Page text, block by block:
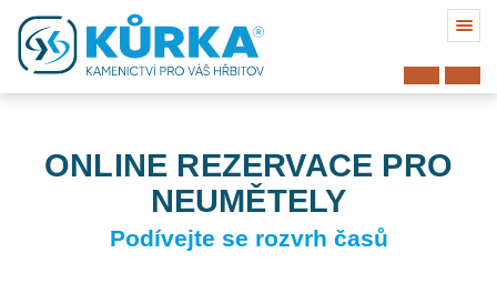
ONLINE REZERVACE PRO
NEUMĚTELY
Podívejte se rozvrh časů